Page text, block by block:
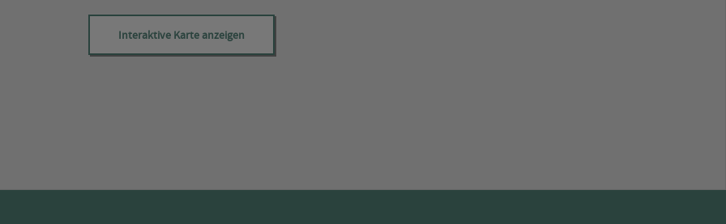
Interaktive Karte anzeigen